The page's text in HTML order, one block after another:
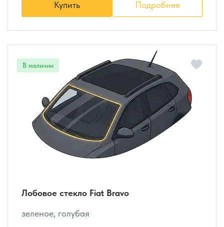
Купить Подробнее
Лобовое стекло Fiat Bravo
зеленое, голубая